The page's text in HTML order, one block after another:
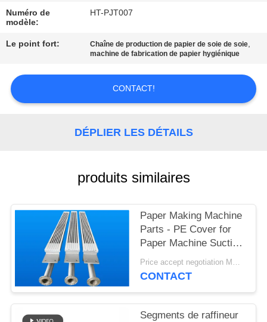
CONTACTEZ-
NOUS
DEMANDEZ
DU
PRIVACY
POLICY
Numéro de
modèle:
HT-PJT007
Le point fort: Chaîne de production de papier de soie de soie,
machine de fabrication de papier hygiénique
CONTACT!
DÉPLIER LES DÉTAILS
produits similaires
Paper Making Machine
Parts - PE Cover for
Paper Machine Suction
Box
Price accept negotiation MOQ:1 jeu
CONTACT
Segments de raffineur